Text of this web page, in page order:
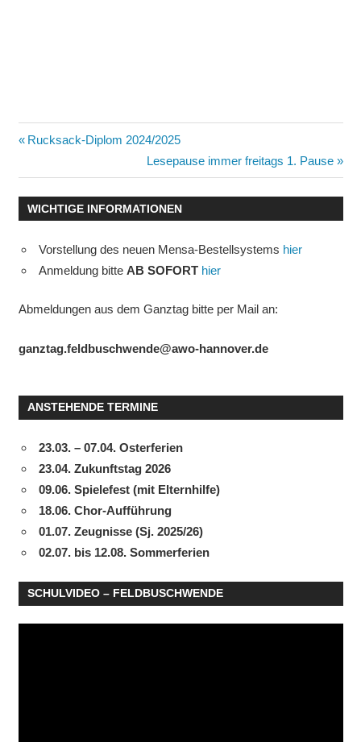
Beitragsnavigation
Vorheriger
Rucksack-Diplom 2024/2025
Nächster
Beitrag:
Lesepause immer freitags 1. Pause
WICHTIGE INFORMATIONEN
Vorstellung des neuen Mensa-Bestellsystems hier
Anmeldung bitte AB SOFORT hier
Abmeldungen aus dem Ganztag bitte per Mail an:
ganztag.feldbuschwende@awo-hannover.de
ANSTEHENDE TERMINE
23.03. – 07.04. Osterferien
23.04. Zukunftstag 2026
09.06. Spielefest (mit Elternhilfe)
18.06. Chor-Aufführung
01.07. Zeugnisse (Sj. 2025/26)
02.07. bis 12.08. Sommerferien
SCHULVIDEO – FELDBUSCHWENDE